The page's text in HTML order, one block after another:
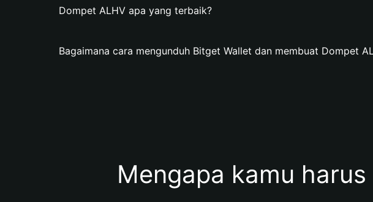
Dompet ALHV apa yang terbaik?
Bagaimana cara mengunduh Bitget Wallet dan membuat Dompet
Mengapa kamu